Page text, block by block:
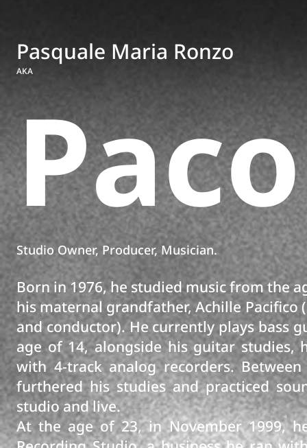
Pasquale Maria Ronzo
AKA
Paco
Studio Owner, Producer, Musician.
Born in 1976, he studied music from the
his maternal grandfather, Achille Pacifico
and conductor). He currently plays bass
age of 14, alongside his guitar studies,
with 4-track analog recorders.
furthered his studies and practiced
studio and live.
At the age of 23, in November 1999,